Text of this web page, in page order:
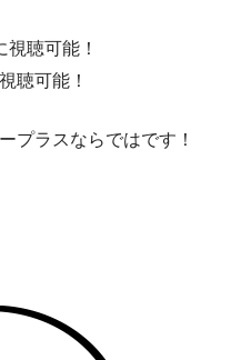
視聴可能！
聴可能！
プラスならではです！